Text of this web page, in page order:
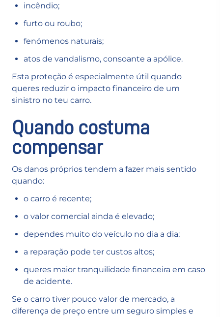
incêndio;
furto ou roubo;
fenómenos naturais;
atos de vandalismo, consoante a apólice.
Esta proteção é especialmente útil quando
queres reduzir o impacto financeiro de um
sinistro no teu carro.
Quando costuma
compensar
Os danos próprios tendem a fazer mais sentido
quando:
o carro é recente;
o valor comercial ainda é elevado;
dependes muito do veículo no dia a dia;
a reparação pode ter custos altos;
queres maior tranquilidade financeira em caso
de acidente.
Se o carro tiver pouco valor de mercado, a
diferença de preço entre um seguro simples e